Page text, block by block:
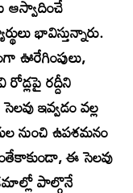
ఆస్వాదించే
భావిస్తున్నారు.
ఊరేగింపులు,
రద్దీని
ఇవ్వడం వల్ల
నుంచి ఉపశమనం
ఈ సెలవు
పాల్గొనే